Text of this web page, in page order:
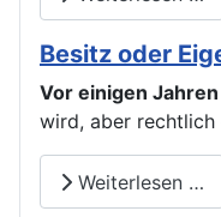
Besitz oder
Vor einigen Jahren
wird, aber rechtlich
Weiterlesen …